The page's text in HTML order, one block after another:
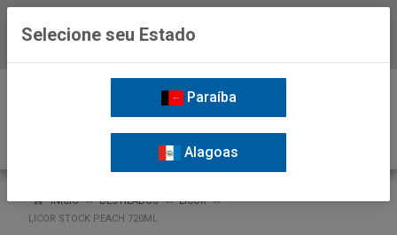
INÍCIO DESTILADOS
LICOR
LICOR STOCK PEACH 720ML
Selecione seu Estado
Paraíba
Alagoas